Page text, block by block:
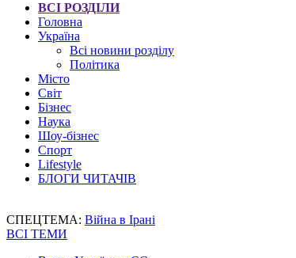
ВСІ РОЗДІЛИ
Головна
Україна
Всі новини розділу
Політика
Місто
Світ
Бізнес
Наука
Шоу-бізнес
Спорт
Lifestyle
БЛОГИ ЧИТАЧІВ
СПЕЦТЕМА: Війна в Ірані
ВСІ ТЕМИ